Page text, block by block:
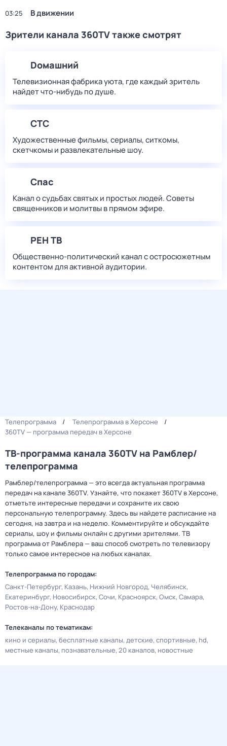
03:25 В движении
Зрители канала 360TV также смотрят
Dомашний
Телевизионная фабрика уюта, где каждый зритель
найдет что‑нибудь по душе.
СТС
Художественные фильмы, сериалы, ситкомы,
скетчкомы и развлекательные шоу.
Спас
Канал о судьбах святых и простых людей. Советы
священников и молитвы в прямом эфире.
РЕН ТВ
Общественно-политический канал с остросюжетным
контентом для активной аудитории.
Телепрограмма
Телепрограмма в Херсоне
360TV — программа передач в Херсоне
ТВ-программа канала 360TV на Рамблер/
телепрограмма
Рамблер/телепрограмма — это всегда актуальная программа
передач на канале 360TV. Узнайте, что покажет 360TV в Херсоне,
отметьте интересные передачи и сохраните их свою
персональную телепрограмму. Здесь вы найдете расписание на
сегодня, на завтра и на неделю. Комментируйте и обсуждайте
сериалы, шоу и фильмы онлайн с другими зрителями. ТВ
программа от Рамблера — ваш способ смотреть по телевизору
только самое интересное на любых каналах.
Телепрограмма по городам:
Санкт-Петербург Казань Нижний Новгород Челябинск
Екатеринбург Новосибирск Сочи Красноярск Омск Самара
Ростов-на-Дону Краснодар
Телеканалы по тематикам:
кино и сериалы бесплатные каналы детские спортивные hd
местные каналы познавательные 20 каналов новостные